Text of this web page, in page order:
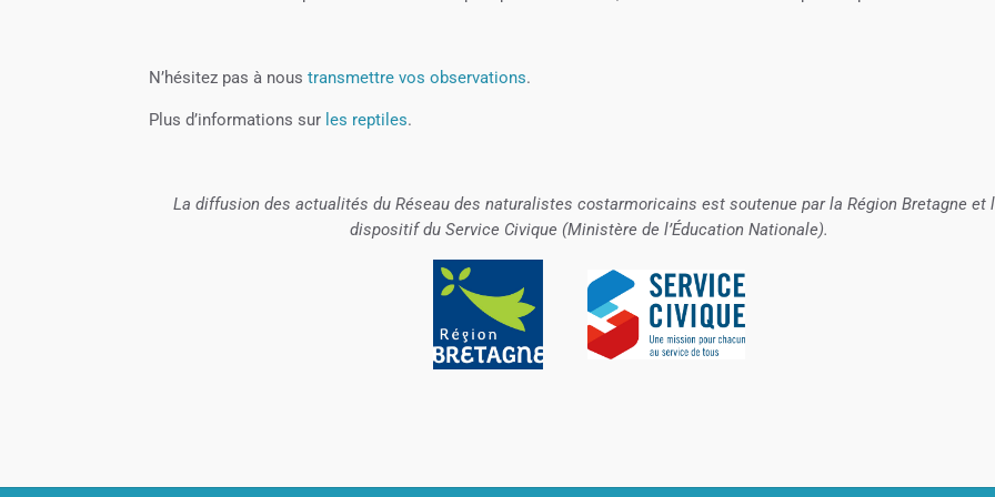
N’hésitez pas à noustransmettre vos observations.
Plus d’informations sur les reptiles.
La diffusion des actualités du Réseau des naturalistes costarmoricains est soutenue par la Région Bretagne et
dispositif du Service Civique (Ministère de l’Éducation Nationale).